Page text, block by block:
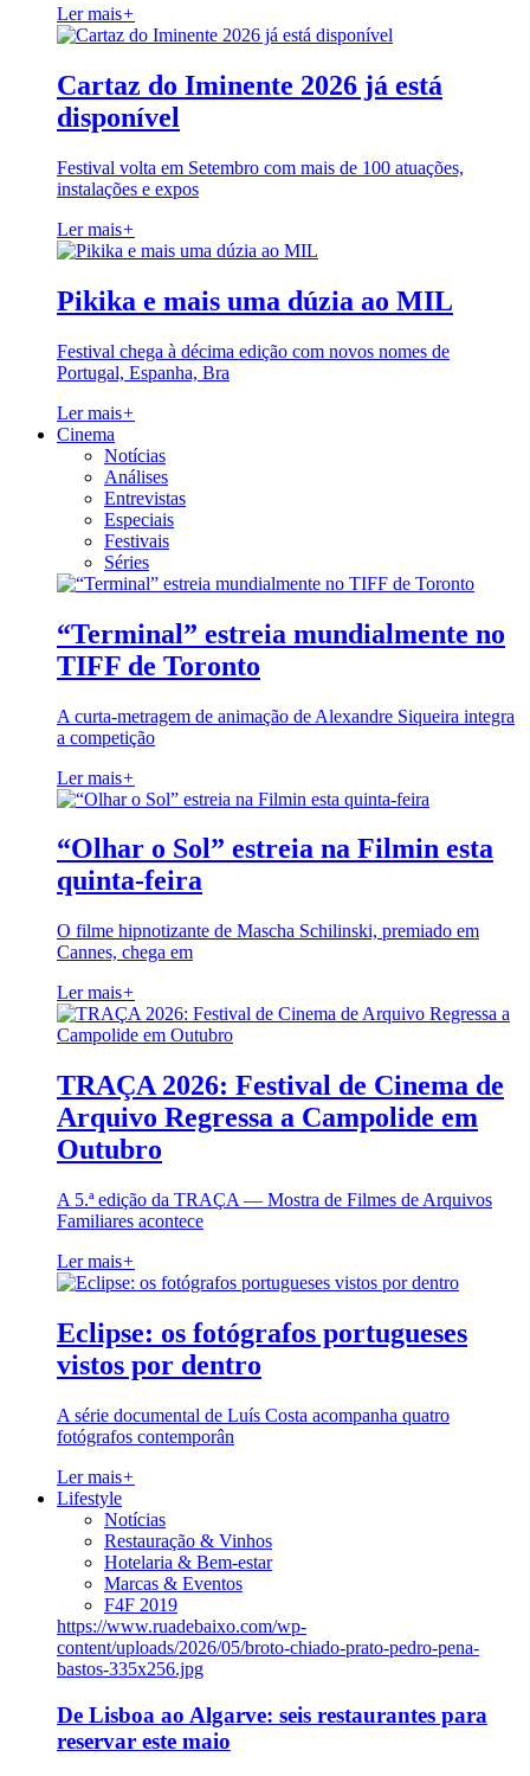
Ler mais+
Cartaz do Iminente 2026 já está
disponível
Festival volta em Setembro com mais de 100 atuações,
instalações e expos
Ler mais+
Pikika e mais uma dúzia ao MIL
Festival chega à décima edição com novos nomes de
Portugal, Espanha, Bra
Ler mais+
Cinema
Notícias
Análises
Entrevistas
Especiais
Festivais
Séries
“Terminal” estreia mundialmente no
TIFF de Toronto
A curta-metragem de animação de Alexandre Siqueira integra
a competição
Ler mais+
“Olhar o Sol” estreia na Filmin esta
quinta-feira
O filme hipnotizante de Mascha Schilinski, premiado em
Cannes, chega em
Ler mais+
TRAÇA 2026: Festival de Cinema de
Arquivo Regressa a Campolide em
Outubro
A 5.ª edição da TRAÇA — Mostra de Filmes de Arquivos
Familiares acontece
Ler mais+
Eclipse: os fotógrafos portugueses
vistos por dentro
A série documental de Luís Costa acompanha quatro
fotógrafos contemporân
Ler mais+
Lifestyle
Notícias
Restauração & Vinhos
Hotelaria & Bem-estar
Marcas & Eventos
F4F 2019
https://www.ruadebaixo.com/wp-
content/uploads/2026/05/broto-chiado-prato-pedro-pena-
bastos-335x256.jpg
De Lisboa ao Algarve: seis restaurantes para
reservar este maio